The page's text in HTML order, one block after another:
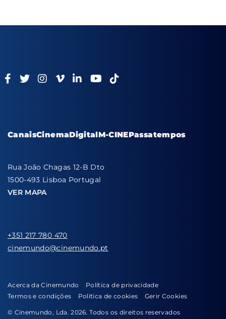
CanaisCinemaDigitalM-CINEPassatempos
Acerca da Cinemundo
Política de privacidade
Termos e condições
Política de cookies Gerir Cookies
© Cinemundo, Lda. 2026. Todos os direitos reservados
Rua João Chagas 12-B Dto
1500-493 Lisboa Portugal
VER MAPA
+351 217 780 470
cinemundo@cinemundo.pt